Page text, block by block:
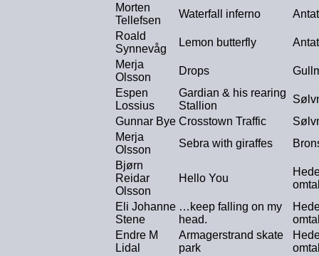
Morten
Tellefsen
Waterfall inferno
Roald
Synnevåg
Lemon butterfly
Merja
Olsson
Drops
Espen
Lossius
Gardian & his rearing
Stallion
Gunnar Bye Crosstown Traffic
Merja
Olsson
Sebra with giraffes
Bjørn
Reidar
Olsson
Hello You
Eli Johanne
Stene
…keep falling on my
head.
Endre M
Lidal
Armagerstrand skate
park